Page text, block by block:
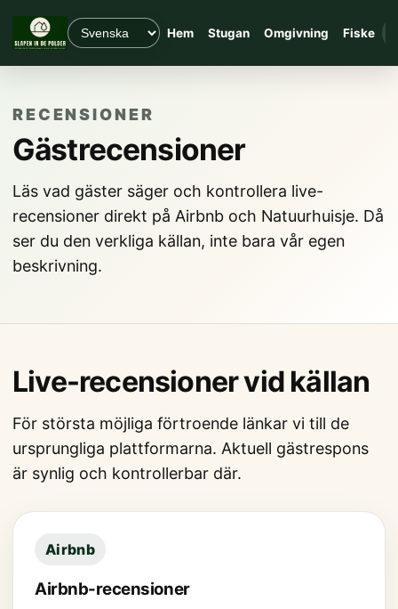
Hem Stugan Omgivning Fiske
RECENSIONER
Gästrecensioner
Läs vad gäster säger och kontrollera live-
recensioner direkt på Airbnb och Natuurhuisje. Då
ser du den verkliga källan, inte bara vår egen
beskrivning.
Live-recensioner vid källan
För största möjliga förtroende länkar vi till de
ursprungliga plattformarna. Aktuell gästrespons
är synlig och kontrollerbar där.
Airbnb
Airbnb-recensioner